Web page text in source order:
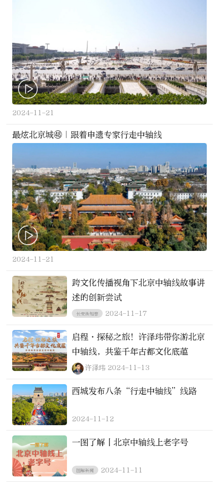
2024-11-21
最炫北京城㊽｜跟着申遗专家行走中轴线
2024-11-21
跨文化传播视角下北京中轴线故事讲
述的创新尝试
长安街知事 2024-11-17
启程·探秘之旅！许泽玮带你游北京
中轴线，共鉴千年古都文化底蕴
许泽玮 2024-11-13
西城发布八条“行走中轴线”线路
2024-11-12
一图了解丨北京中轴线上老字号
图解新闻 2024-11-11